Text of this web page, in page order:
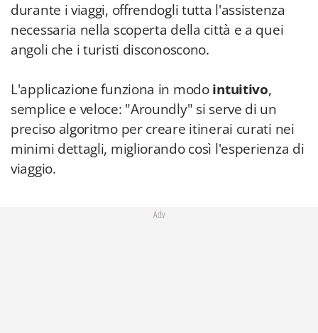
durante i viaggi, offrendogli tutta l'assistenza
necessaria nella scoperta della città e a quei
angoli che i turisti disconoscono.
L'applicazione funziona in modointuitivo,
semplice e veloce: "Aroundly" si serve di un
preciso algoritmo per creare itinerai curati nei
minimi dettagli, migliorando così l'esperienza di
viaggio.
Adv